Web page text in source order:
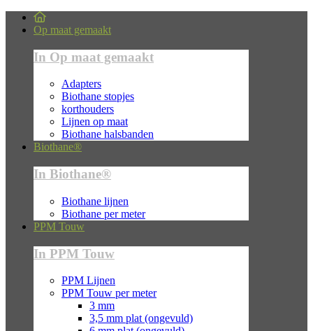
Op maat gemaakt
In Op maat gemaakt
Adapters
Biothane stopjes
korthouders
Lijnen op maat
Biothane halsbanden
Biothane®
In Biothane®
Biothane lijnen
Biothane per meter
PPM Touw
In PPM Touw
PPM Lijnen
PPM Touw per meter
3 mm
3,5 mm plat (ongevuld)